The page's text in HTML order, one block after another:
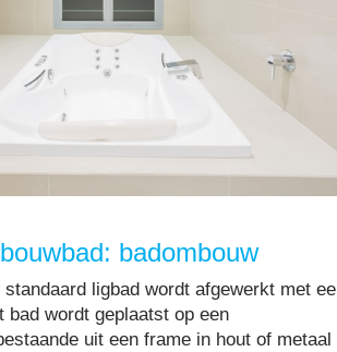
badombouw
standaard ligbad wordt afgewerkt met
bad wordt geplaatst op een
uit een frame in hout of metaal